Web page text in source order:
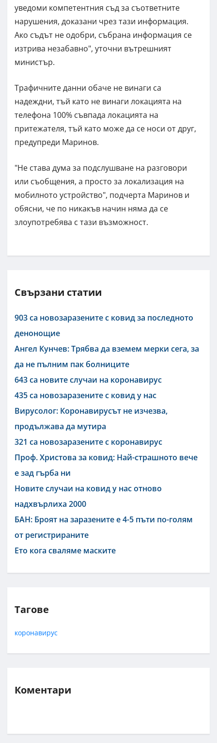
уведоми компетентния съд за съответните
нарушения, доказани чрез тази информация.
Ако съдът не одобри, събрана информация се
изтрива незабавно", уточни вътрешният
министър.
Трафичните данни обаче не винаги са
надеждни, тъй като не винаги локацията на
телефона 100% съвпада локацията на
притежателя, тъй като може да се носи от друг,
предупреди Маринов.
"Не става дума за подслушване на разговори
или съобщения, а просто за локализация на
мобилното устройство", подчерта Маринов и
обясни, че по никакъв начин няма да се
злоупотребява с тази възможност.
Свързани статии
903 са новозаразените с ковид за последното
денонощие
Ангел Кунчев: Трябва да вземем мерки сега, за
да не пълним пак болниците
643 са новите случаи на коронавирус
435 са новозаразените с ковид у нас
Вирусолог: Коронавирусът не изчезва,
продължава да мутира
321 са новозаразените с коронавирус
Проф. Христова за ковид: Най-страшното вече
е зад гърба ни
Новите случаи на ковид у нас отново
надхвърлиха 2000
БАН: Броят на заразените е 4-5 пъти по-голям
от регистрираните
Ето кога сваляме маските
Тагове
коронавирус
Коментари